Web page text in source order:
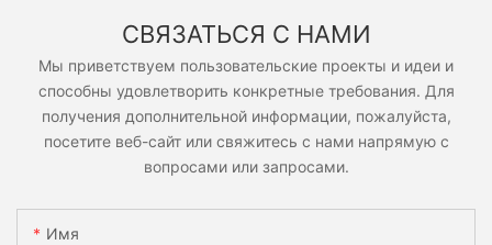
СВЯЗАТЬСЯ С НАМИ
Мы приветствуем пользовательские проекты и идеи и
способны удовлетворить конкретные требования. Для
получения дополнительной информации, пожалуйста,
посетите веб-сайт или свяжитесь с нами напрямую с
вопросами или запросами.
Имя